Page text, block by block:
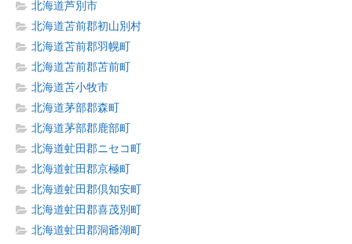
北海道芦別市
北海道苫前郡初山別村
北海道苫前郡羽幌町
北海道苫前郡苫前町
北海道苫小牧市
北海道茅部郡森町
北海道茅部郡鹿部町
北海道虻田郡ニセコ町
北海道虻田郡京極町
北海道虻田郡倶知安町
北海道虻田郡喜茂別町
北海道虻田郡洞爺湖町